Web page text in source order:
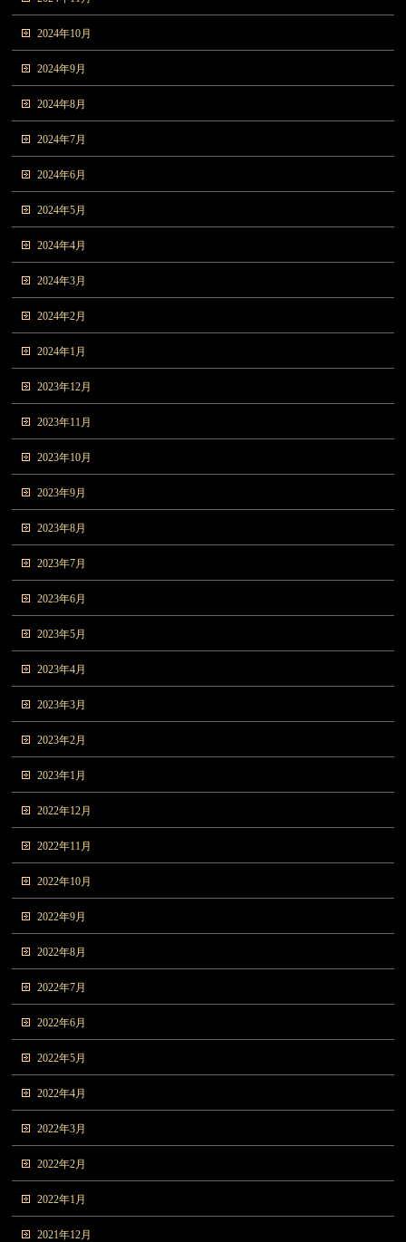
2024年10月
2024年9月
2024年8月
2024年7月
2024年6月
2024年5月
2024年4月
2024年3月
2024年2月
2024年1月
2023年12月
2023年11月
2023年10月
2023年9月
2023年8月
2023年7月
2023年6月
2023年5月
2023年4月
2023年3月
2023年2月
2023年1月
2022年12月
2022年11月
2022年10月
2022年9月
2022年8月
2022年7月
2022年6月
2022年5月
2022年4月
2022年3月
2022年2月
2022年1月
2021年12月